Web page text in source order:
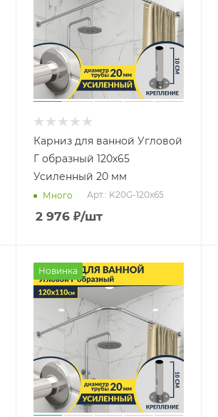
Карниз для ванной Угловой
Г образный 120х65
Усиленный 20 мм
Много Арт.: K20G-120x65
2 976₽/шт
Новинка